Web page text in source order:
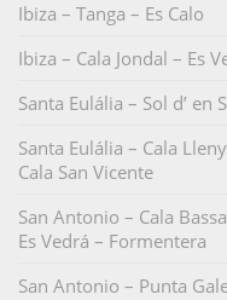
Ibiza – Tanga – Es Calo
Ibiza – Cala Jondal – Es
Santa Eulália – Sol d’ en
Santa Eulália – Cala
Cala San Vicente
San Antonio – Cala
Es Vedrá – Formentera
San Antonio – Punta